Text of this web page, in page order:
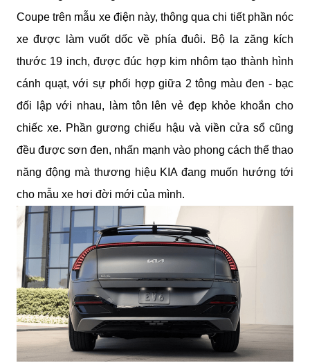
Coupe trên mẫu xe điện này, thông qua chi tiết phần nóc
xe được làm vuốt dốc về phía đuôi. Bộ la zăng kích
thước 19 inch, được đúc hợp kim nhôm tạo thành hình
cánh quạt, với sự phối hợp giữa 2 tông màu đen - bạc
đối lập với nhau, làm tôn lên vẻ đẹp khỏe khoắn cho
chiếc xe. Phần gương chiếu hậu và viền cửa sổ cũng
đều được sơn đen, nhấn mạnh vào phong cách thể thao
năng động mà thương hiệu KIA đang muốn hướng tới
cho mẫu xe hơi đời mới của mình.